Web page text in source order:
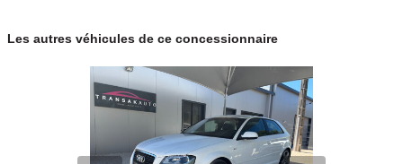
Les autres véhicules de ce concessionnaire